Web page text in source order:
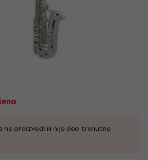
ne proizvodi ili nije deo trenutne